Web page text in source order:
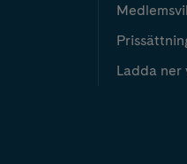
Ladda ner